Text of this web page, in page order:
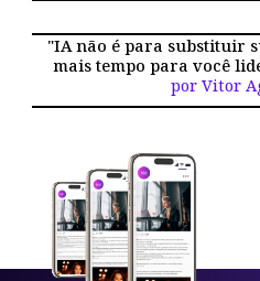
"IA não é para substituir
mais tempo para você
por Vitor